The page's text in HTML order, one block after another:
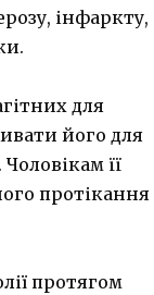
інфаркту,
для
його для
її
протікання
протягом